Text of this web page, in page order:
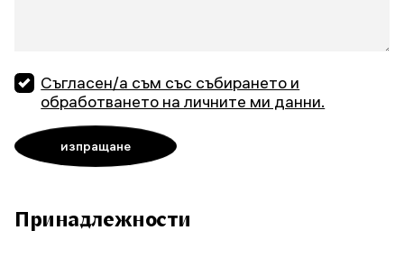
Съгласен/а съм със събирането и
обработването на личните ми данни.
Принадлежности